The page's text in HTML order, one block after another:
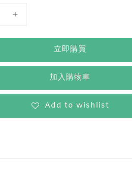
立即購買
加入購物車
Add to wishlist